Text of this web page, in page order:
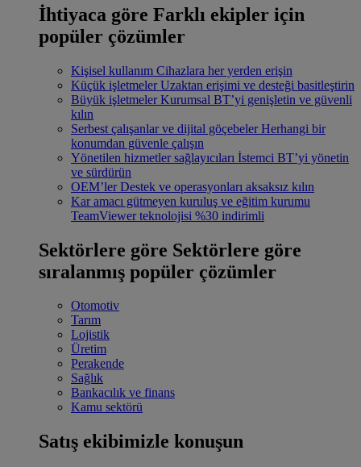
İhtiyaca göre Farklı ekipler için
popüler çözümler
Kişisel kullanım Cihazlara her yerden erişin
Küçük işletmeler Uzaktan erişimi ve desteği basitleştirin
Büyük işletmeler Kurumsal BT’yi genişletin ve güvenli
kılın
Serbest çalışanlar ve dijital göçebeler Herhangi bir
konumdan güvenle çalışın
Yönetilen hizmetler sağlayıcıları İstemci BT’yi yönetin
ve sürdürün
OEM’ler Destek ve operasyonları aksaksız kılın
Kar amacı gütmeyen kuruluş ve eğitim kurumu
TeamViewer teknolojisi %30 indirimli
Sektörlere göre Sektörlere göre
sıralanmış popüler çözümler
Otomotiv
Tarım
Lojistik
Üretim
Perakende
Sağlık
Bankacılık ve finans
Kamu sektörü
Satış ekibimizle konuşun